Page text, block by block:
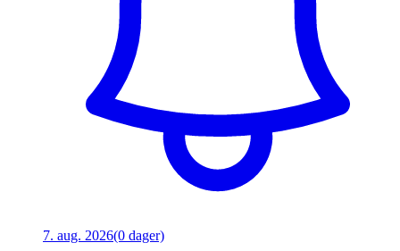
7. aug. 2026(0 dager)